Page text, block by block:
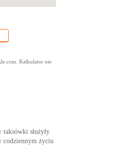
Kalkulator nie
służyły
codziennym życiu